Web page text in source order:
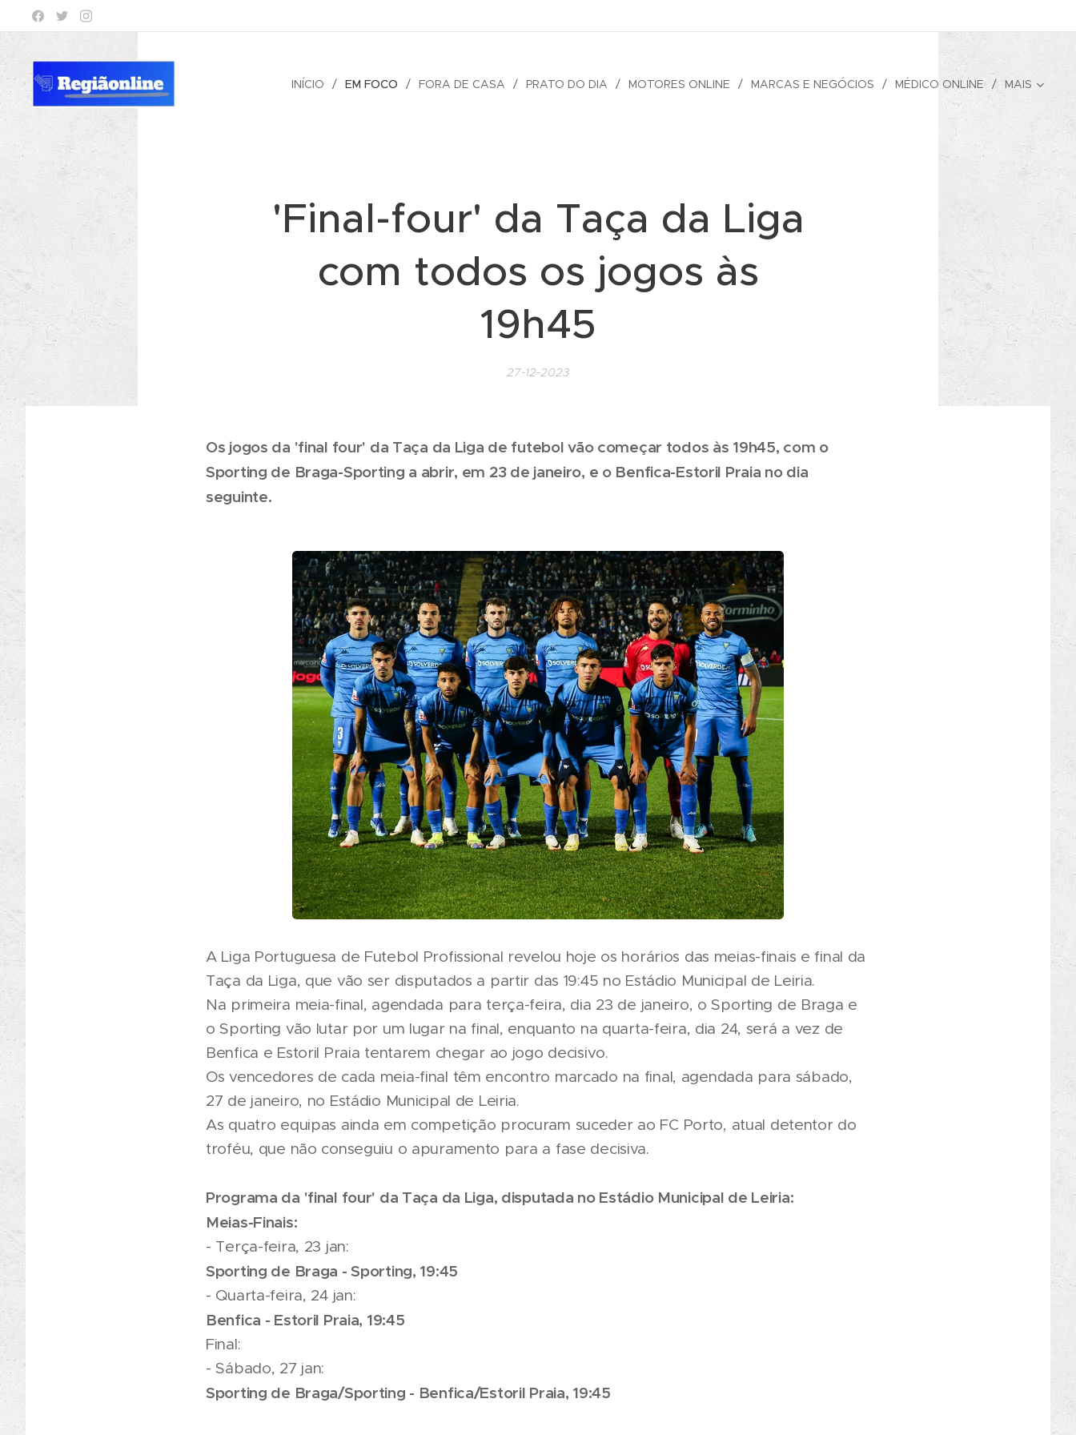
INÍCIO EM FOCO FORA DE CASA PRATO DO DIA MOTORES ONLINE MARCAS E NEGÓCIOS MÉDICO ONLINE MAIS
'Final-four' da Taça da Liga
com todos os jogos às
19h45
27-12-2023
Os jogos da 'final four' da Taça da Liga de futebol vão começar todos às 19h45, com o
Sporting de Braga-Sporting a abrir, em 23 de janeiro, e o Benfica-Estoril Praia no dia
seguinte.
A Liga Portuguesa de Futebol Profissional revelou hoje os horários das meias-finais e final da
Taça da Liga, que vão ser disputados a partir das 19:45 no Estádio Municipal de Leiria.
Na primeira meia-final, agendada para terça-feira, dia 23 de janeiro, o Sporting de Braga e
o Sporting vão lutar por um lugar na final, enquanto na quarta-feira, dia 24, será a vez de
Benfica e Estoril Praia tentarem chegar ao jogo decisivo.
Os vencedores de cada meia-final têm encontro marcado na final, agendada para sábado,
27 de janeiro, no Estádio Municipal de Leiria.
As quatro equipas ainda em competição procuram suceder ao FC Porto, atual detentor do
troféu, que não conseguiu o apuramento para a fase decisiva.
Programa da 'final four' da Taça da Liga, disputada no Estádio Municipal de Leiria:
Meias-Finais:
- Terça-feira, 23 jan:
Sporting de Braga - Sporting, 19:45
- Quarta-feira, 24 jan:
Benfica - Estoril Praia, 19:45
Final:
- Sábado, 27 jan:
Sporting de Braga/Sporting - Benfica/Estoril Praia, 19:45